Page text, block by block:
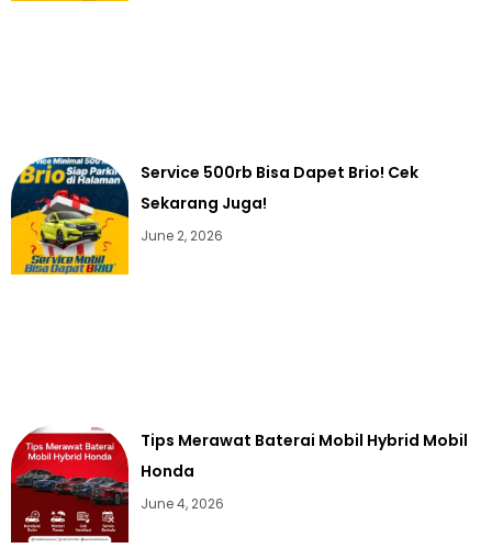
Service 500rb Bisa Dapet Brio! Cek
Sekarang Juga!
June 2, 2026
Tips Merawat Baterai Mobil Hybrid Mobil
Honda
June 4, 2026